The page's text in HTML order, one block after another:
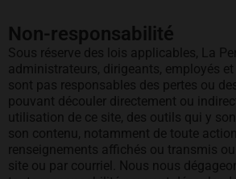
Non-responsabilité
Sous réserve des lois applicables, La
administrateurs, dirigeants, employés
sont pas responsables des pertes ou
pouvant découler directement ou
utilisation de ce site, des outils qui y
son contenu, notamment de toute
renseignements affichés ou transmis
site ou par courriel. Nous nous